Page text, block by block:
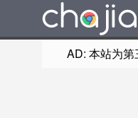
AD: 本站为第